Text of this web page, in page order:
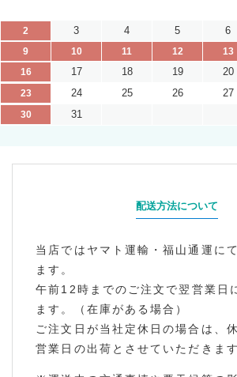
2
3 4 5 6
9
10 11 12 13
16
17 18 19 20
23
24 25 26 27
30
31
配送方法について
当店ではヤマト運輸・福山通運に
ます。
午前12時までのご注文で翌営業日
ます。（在庫がある場合）
ご注文日が当社定休日の場合は、
営業日の出荷とさせていただきます